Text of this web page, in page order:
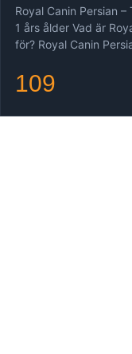
Royal Canin Persian
1 års ålder Vad är
för? Royal Canin
109